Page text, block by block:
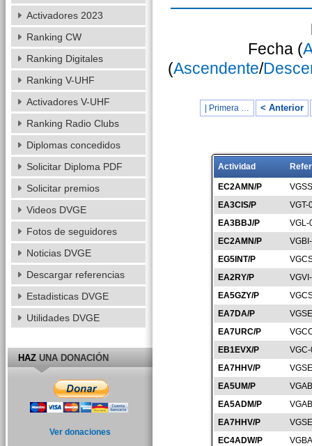
Fecha (
(Ascendente/
| Primera … < Anterior
Actividad
EC2AMN/P
EA3CIS/P
VGT-
EA3BBJ/P
VGL-
EC2AMN/P
EG5INT/P
EA2RY/P
EA5GZY/P
EA7DA/P
EA7URC/P
EB1EVX/P
EA7HHV/P
EA5UM/P
EA5ADM/P
EA7HHV/P
EC4ADW/P
Activadores 2023
Ranking CW
Ranking Digitales
Ranking V-UHF
Activadores V-UHF
Ranking Radio Clubs
Diplomas concedidos
Solicitar Diploma PDF
Solicitar premios
Videos DVGE
Fotos de seguidores
Noticias DVGE
Descargar referencias
Estadisticas DVGE
Utilidades DVGE
HAZUNA DONACIÓN
Ver donaciones